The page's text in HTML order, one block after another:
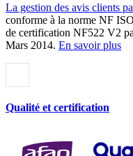
La gestion des avis clients
conforme à la norme NF
de certification NF522 V2
Mars 2014. En savoir plus
Qualité et certification